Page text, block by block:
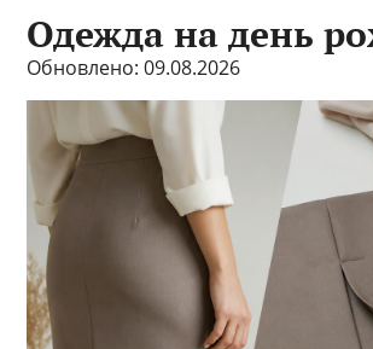
Одежда на день
Обновлено: 09.08.2026